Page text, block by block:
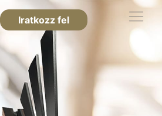
Iratkozz fel